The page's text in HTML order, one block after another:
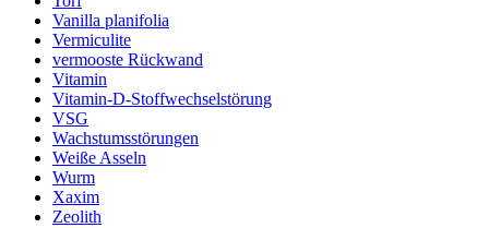
Vanilla planifolia
Vermiculite
vermooste Rückwand
Vitamin
Vitamin-D-Stoffwechselstörung
VSG
Wachstumsstörungen
Weiße Asseln
Wurm
Xaxim
Zeolith